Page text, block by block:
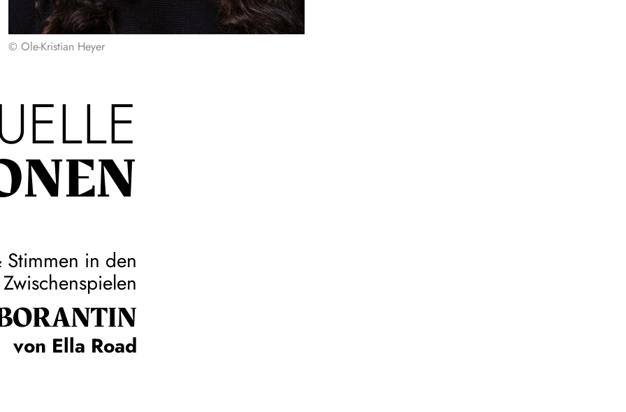
© Ole-Kristian Heyer
in den
Zwischenspielen
von Ella Road